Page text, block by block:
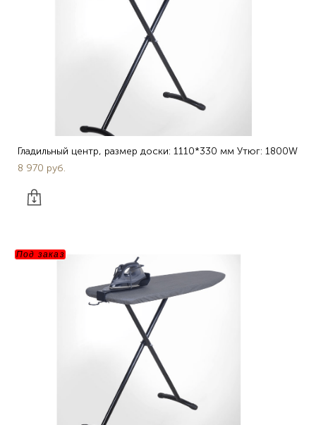
Гладильный центр, размер доски: 1110*330 мм Утюг: 1800W
8 970 pуб.
Под заказ